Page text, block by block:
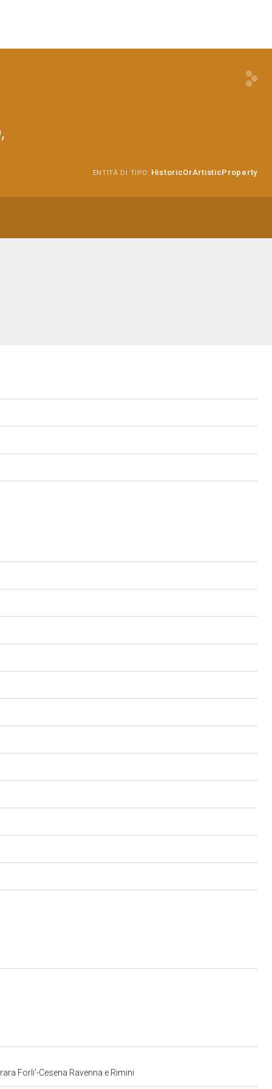
ENTITÀ DI TIPO: HistoricOrArtisticProperty
Forli'-Cesena Ravenna e Rimini